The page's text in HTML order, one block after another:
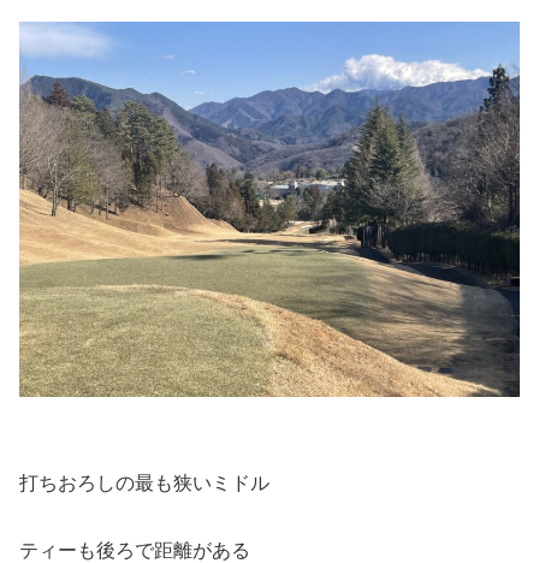
打ちおろしの最も狭いミドル
ティーも後ろで距離がある